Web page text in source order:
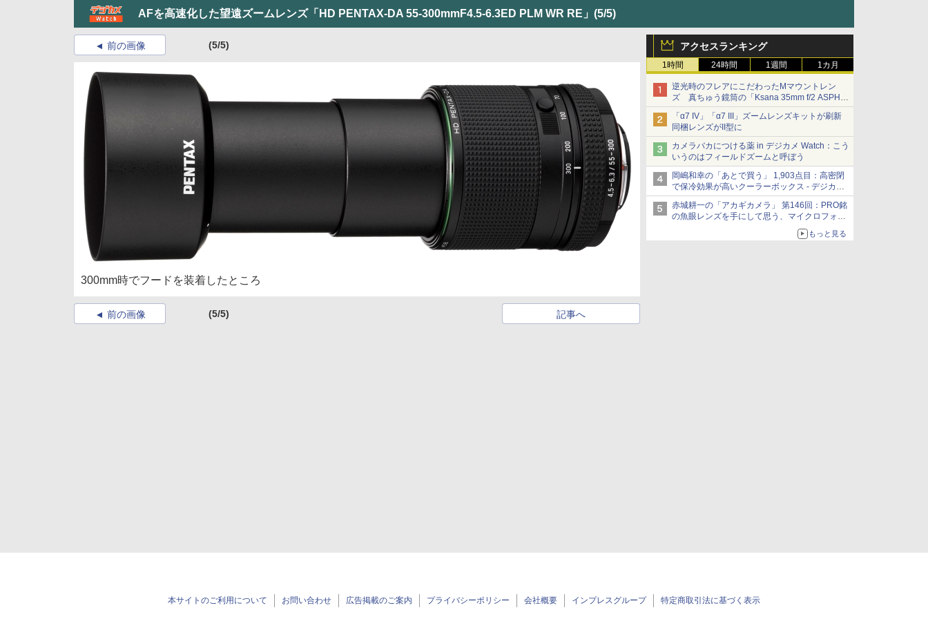
AFを高速化した望遠ズームレンズ「HD PENTAX-DA 55-300mmF4.5-6.3ED PLM WR RE」 (5/5)
アクセスランキング
1時間 24時間 1週間 1カ月
逆光時のフレアにこだわったMマウントレン
ズ 真ちゅう鏡筒の「Ksana 35mm f/2 ASPH.
シルバークローム」
「α7 IV」「α7 III」ズームレンズキットが刷新
同梱レンズがII型に
カメラバカにつける薬 in デジカメ Watch：こう
いうのはフィールドズームと呼ぼう
岡嶋和幸の「あとで買う」 1,903点目：高密閉
で保冷効果が高いクーラーボックス - デジカメ
Watch
赤城耕一の「アカギカメラ」 第146回：PRO銘
の魚眼レンズを手にして思う、マイクロフォー
もっと見る
前の画像 (5/5)
300mm時でフードを装着したところ
前の画像 (5/5) 記事へ
本サイトのご利用について お問い合わせ 広告掲載のご案内 プライバシーポリシー 会社概要 インプレスグループ 特定商取引法に基づく表示